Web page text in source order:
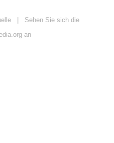
| Sehen Sie sich die
an